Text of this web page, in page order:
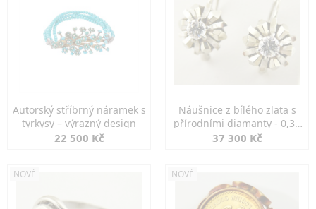
Autorský stříbrný náramek s
tyrkysy – výrazný design
22 500 Kč
Náušnice z bílého zlata s
přírodními diamanty - 0,30
ct
37 300 Kč
NOVÉ NOVÉ